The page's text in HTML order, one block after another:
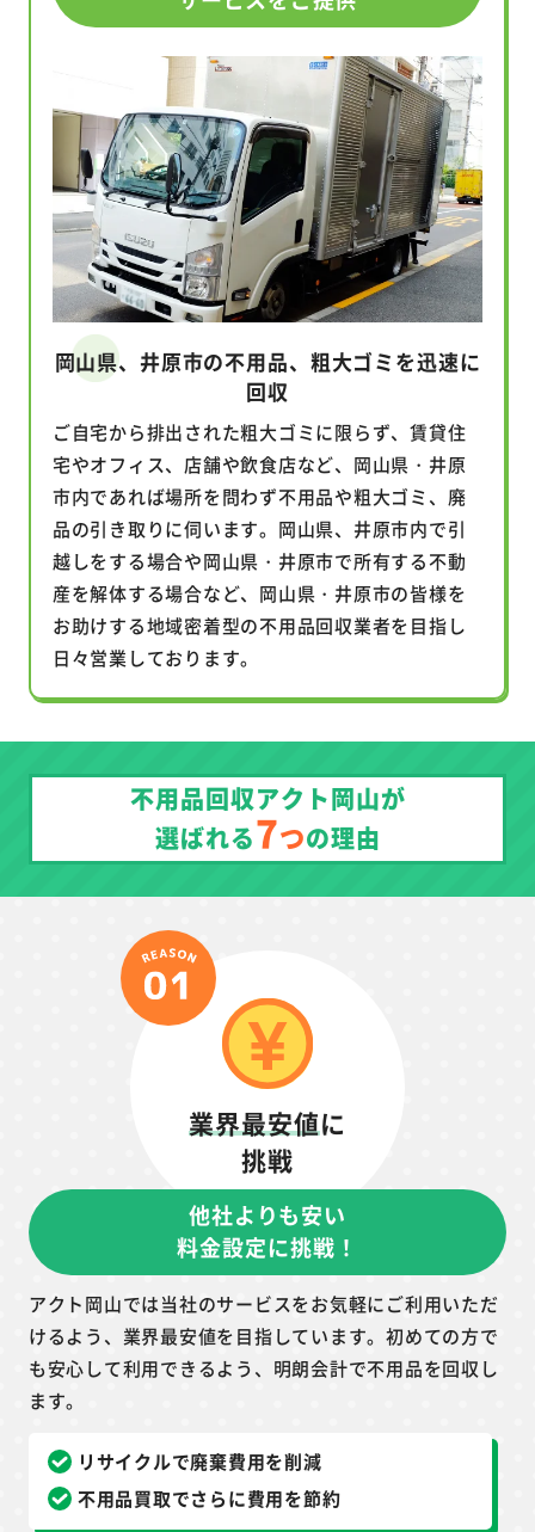
岡山県、井原市の不用品、粗大ゴミを迅速に
回収
ご自宅から排出された粗大ゴミに限らず、賃貸住
宅やオフィス、店舗や飲食店など、岡山県・井原
市内であれば場所を問わず不用品や粗大ゴミ、廃
品の引き取りに伺います。岡山県、井原市内で引
越しをする場合や岡山県・井原市で所有する不動
産を解体する場合など、岡山県・井原市の皆様を
お助けする地域密着型の不用品回収業者を目指し
日々営業しております。
不用品回収アクト岡山が
選ばれる7つの理由
業界最安値に
挑戦
他社よりも安い
料金設定に挑戦！
アクト岡山では当社のサービスをお気軽にご利用いただ
けるよう、業界最安値を目指しています。初めての方で
も安心して利用できるよう、明朗会計で不用品を回収し
ます。
リサイクルで廃棄費用を削減
不用品買取でさらに費用を節約